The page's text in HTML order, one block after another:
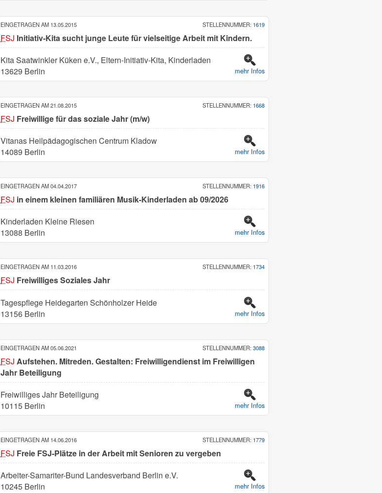
EINGETRAGEN AM 13.05.2015 STELLENNUMMER: 1619
FSJ Initiativ-Kita sucht junge Leute für vielseitige Arbeit mit Kindern.
Kita Saatwinkler Küken e.V., Eltern-Initiativ-Kita, Kinderladen
13629 Berlin
mehr Infos
EINGETRAGEN AM 21.08.2015 STELLENNUMMER: 1668
FSJ Freiwillige für das soziale Jahr (m/w)
Vitanas Heilpädagogischen Centrum Kladow
14089 Berlin
mehr Infos
EINGETRAGEN AM 04.04.2017 STELLENNUMMER: 1916
FSJ in einem kleinen familiären Musik-Kinderladen ab 09/2026
Kinderladen Kleine Riesen
13088 Berlin
mehr Infos
EINGETRAGEN AM 11.03.2016 STELLENNUMMER: 1734
FSJ Freiwilliges Soziales Jahr
Tagespflege Heidegarten Schönholzer Heide
13156 Berlin
mehr Infos
EINGETRAGEN AM 05.06.2021 STELLENNUMMER: 3088
FSJ Aufstehen. Mitreden. Gestalten: Freiwilligendienst im Freiwilligen
Jahr Beteiligung
Freiwilliges Jahr Beteiligung
10115 Berlin
mehr Infos
EINGETRAGEN AM 14.06.2016 STELLENNUMMER: 1779
FSJ Freie FSJ-Plätze in der Arbeit mit Senioren zu vergeben
Arbeiter-Samariter-Bund Landesverband Berlin e.V.
10245 Berlin
mehr Infos